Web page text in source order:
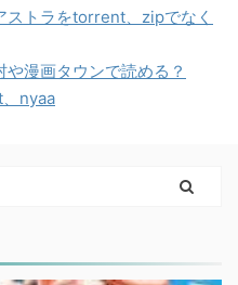
ストラをtorrent、zipでなく
漫画タウンで読める？
nyaa